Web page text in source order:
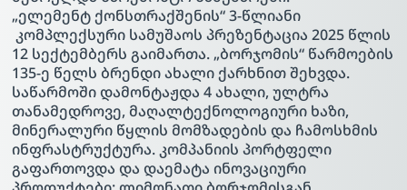
„ელემენტ ქონსთრაქშენის“ 3-წლიანი
კომპლექსური სამუშაოს პრეზენტაცია 2025 წლის
12 სექტემბერს გაიმართა. „ბორჯომის“ წარმოების
135-ე წელს ბრენდი ახალი ქარხნით შეხვდა.
საწარმოში დამონტაჟდა 4 ახალი, ულტრა
თანამედროვე, მაღალტექნოლოგიური ხაზი,
მინერალური წყლის მომზადების და ჩამოსხმის
ინფრასტრუქტურა. კომპანიის პორტფელი
გაფართოვდა და დაემატა ინოვაციური